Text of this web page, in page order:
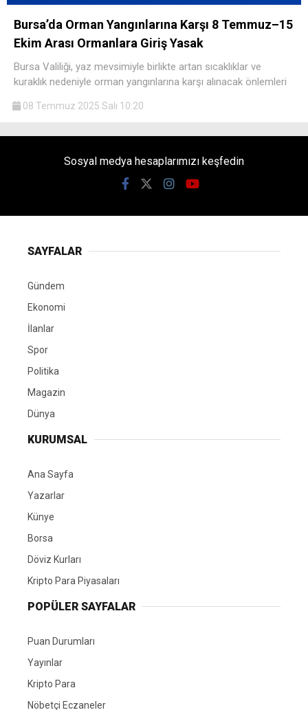
Bursa’da Orman Yangınlarına Karşı 8 Temmuz–15
Ekim Arası Ormanlara Giriş Yasak
Bursa Valiliği, yaz mevsimiyle birlikte artan sıcaklıklar ve
kuraklık nedeniyle orman yangınlarına karşı alınacak önlemleri
08 Temmuz 2025 Salı 10:20
Sosyal medya hesaplarımızı keşfedin
SAYFALAR
Gündem
Ekonomi
İlanlar
Spor
Politika
Magazin
Dünya
KURUMSAL
Ana Sayfa
Yazarlar
Künye
Borsa
Döviz Kurları
Kripto Para Piyasaları
POPÜLER SAYFALAR
Puan Durumları
Yayınlar
Kripto Para
Nöbetçi Eczaneler